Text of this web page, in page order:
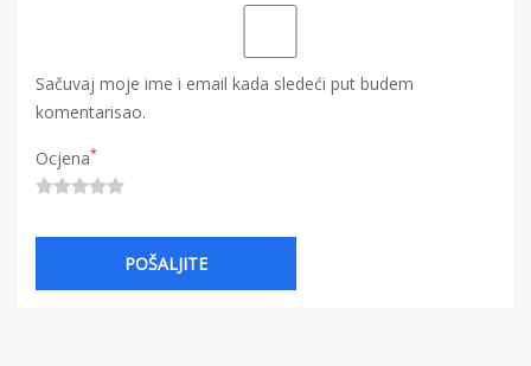
Sačuvaj moje ime i email kada sledeći put budem
komentarisao.
Ocjena*